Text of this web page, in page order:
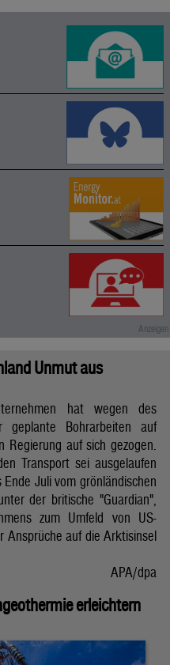
Unmut aus
hat wegen des
geplante Bohrarbeiten auf
auf sich gezogen.
Transport sei ausgelaufen
Juli vom grönländischen
der britische "Guardian",
zum Umfeld von US-
Ansprüche auf die Arktisinsel
APA/dpa
erleichtern